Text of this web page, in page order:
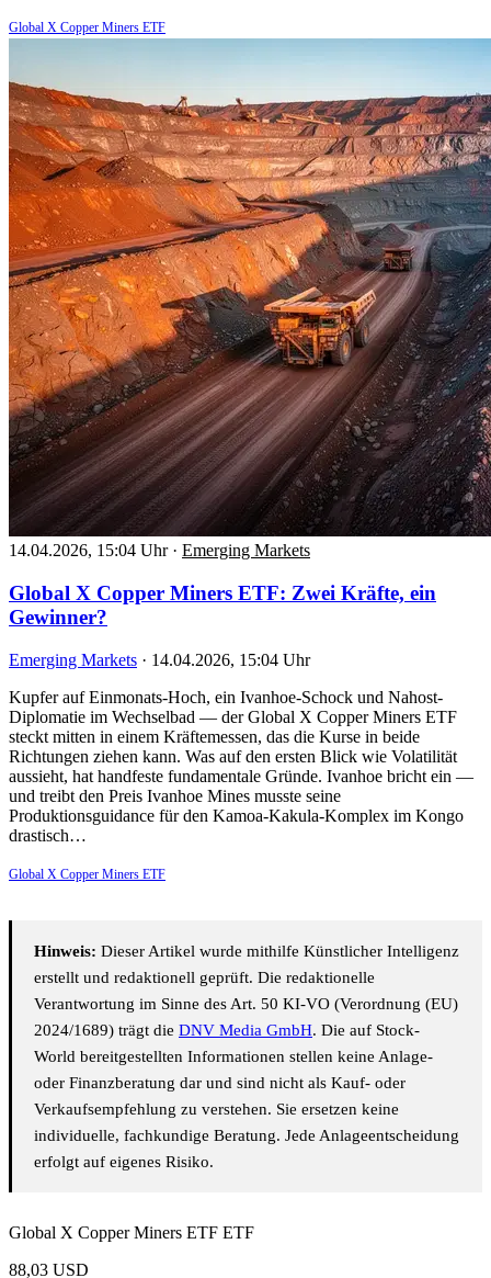
Global X Copper Miners ETF
14.04.2026, 15:04 Uhr · Emerging Markets
Global X Copper Miners ETF: Zwei Kräfte, ein
Gewinner?
Emerging Markets · 14.04.2026, 15:04 Uhr
Kupfer auf Einmonats-Hoch, ein Ivanhoe-Schock und Nahost-
Diplomatie im Wechselbad — der Global X Copper Miners ETF
steckt mitten in einem Kräftemessen, das die Kurse in beide
Richtungen ziehen kann. Was auf den ersten Blick wie Volatilität
aussieht, hat handfeste fundamentale Gründe. Ivanhoe bricht ein —
und treibt den Preis Ivanhoe Mines musste seine
Produktionsguidance für den Kamoa-Kakula-Komplex im Kongo
drastisch…
Global X Copper Miners ETF
Hinweis: Dieser Artikel wurde mithilfe Künstlicher Intelligenz
erstellt und redaktionell geprüft. Die redaktionelle
Verantwortung im Sinne des Art. 50 KI-VO (Verordnung (EU)
2024/1689) trägt die DNV Media GmbH. Die auf Stock-
World bereitgestellten Informationen stellen keine Anlage-
oder Finanzberatung dar und sind nicht als Kauf- oder
Verkaufsempfehlung zu verstehen. Sie ersetzen keine
individuelle, fachkundige Beratung. Jede Anlageentscheidung
erfolgt auf eigenes Risiko.
Global X Copper Miners ETF ETF
88,03 USD